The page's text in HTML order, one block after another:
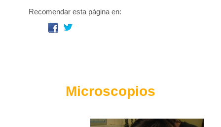
Recomendar esta página en:
Microscopios